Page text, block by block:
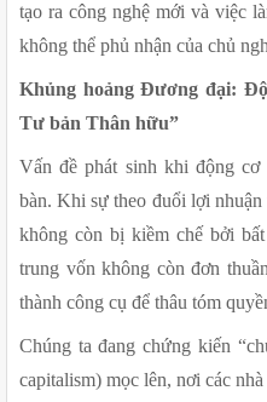
tạo ra công nghệ mới và việc
không thể phủ nhận của chủ
Khủng hoảng Đương đại:
Tư bản Thân hữu”
Vấn đề phát sinh khi động
bàn. Khi sự theo đuổi lợi
không còn bị kiềm chế bởi
trung vốn không còn đơn
thành công cụ để thâu tóm
Chúng ta đang chứng kiến
capitalism) mọc lên, nơi các